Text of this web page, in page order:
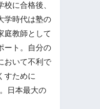
に合格後、
学時代は塾の
庭教師として
ート。自分の
おいて不利で
すために
日本最大の